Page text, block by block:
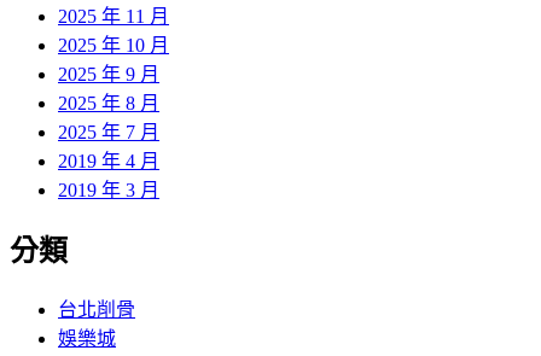
2025 年 11 月
2025 年 10 月
2025 年 9 月
2025 年 8 月
2025 年 7 月
2019 年 4 月
2019 年 3 月
分類
台北削骨
娛樂城